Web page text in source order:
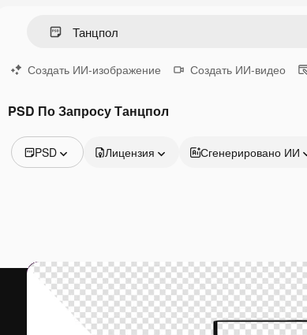
Создать ИИ-изображение Создать ИИ-видео
PSD По Запросу Танцпол
PSD
Видео
Видеоролик
Моушн-дизайн
Видеошаблоны
Лицензия Сгенерировано ИИ